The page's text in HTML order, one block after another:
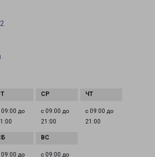
09:00 до
с 09:00 до
21:00
с 09:00 до
21:00
09:00 до с 09:00 до